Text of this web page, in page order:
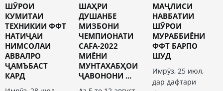
ШӮРОИ
КУМИТАИ
ТЕХНИКИИ ФФТ
НАТИҶАИ
НИМСОЛАИ
АВВАЛРО
ҶАМЪБАСТ
КАРД
ШАҲРИ
ДУШАНБЕ
МИЗБОНИ
ЧЕМПИОНАТИ
CAFA-2022
МИЁНИ
МУНТАХАБҲОИ
ҶАВОНОНИ ...
МАҶЛИСИ
НАВБАТИИ
ШӮРОИ
МУРАББИЁНИ
ФФТ БАРПО
ШУД
Имрӯз, 25 июл,
дар дафтари